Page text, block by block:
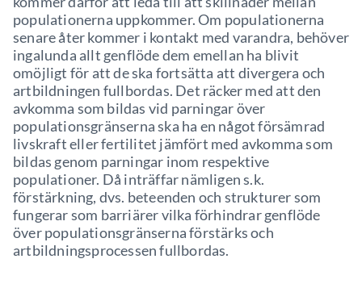
populationerna uppkommer. Om populationerna
senare åter kommer i kontakt med varandra, behöver
ingalunda allt genflöde dem emellan ha blivit
omöjligt för att de ska fortsätta att divergera och
artbildningen fullbordas. Det räcker med att den
avkomma som bildas vid parningar över
populationsgränserna ska ha en något försämrad
livskraft eller fertilitet jämfört med avkomma som
bildas genom parningar inom respektive
populationer. Då inträffar nämligen s.k.
förstärkning, dvs. beteenden och strukturer som
fungerar som barriärer vilka förhindrar genflöde
över populationsgränserna förstärks och
artbildningsprocessen fullbordas.